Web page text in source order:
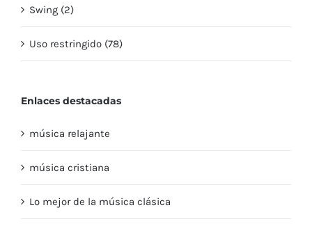
Swing (2)
Uso restringido (78)
Enlaces destacadas
música relajante
música cristiana
Lo mejor de la música clásica